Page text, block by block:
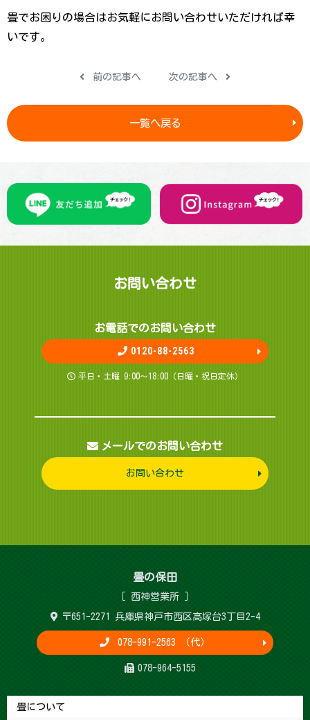
畳でお困りの場合はお気軽にお問い合わせいただければ幸
いです。
前の記事へ 次の記事へ
一覧へ戻る
お問 い 合 わ せ
お電話でのお問 い 合 わ せ
0120-88-2563
平日・土曜 9:00～18:00（日曜・祝日定休）
メールでのお問い合わせ
お問い合わせ
畳 の 保 田
［ 西神営 業 所 ］
〒651-2271 兵庫県神戸市西区高塚台3丁目2-4
078-991-2563 （代）
078-964-5155
畳について